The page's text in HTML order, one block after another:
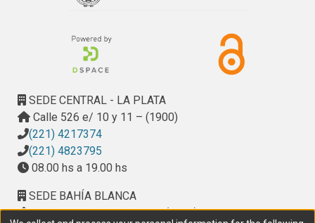
SEDE CENTRAL - LA PLATA
Calle 526 e/ 10 y 11 – (1900)
(221) 4217374
(221) 4823795
08.00 hs a 19.00 hs
SEDE BAHÍA BLANCA
Calle Ciudad de Cali 320 – (8000). Universidad